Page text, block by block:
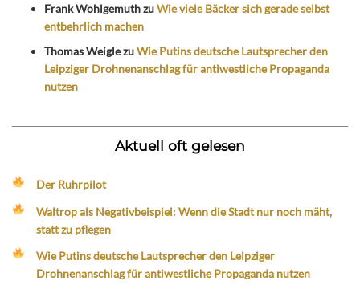
Frank WohlgemuthzuWie viele Bäcker sich gerade selbst
entbehrlich machen
Thomas WeiglezuWie Putins deutsche Lautsprecher den
Leipziger Drohnenanschlag für antiwestliche Propaganda
nutzen
Aktuell oft gelesen
Der Ruhrpilot
Waltrop als Negativbeispiel: Wenn die Stadt nur noch mäht,
statt zu pflegen
Wie Putins deutsche Lautsprecher den Leipziger
Drohnenanschlag für antiwestliche Propaganda nutzen